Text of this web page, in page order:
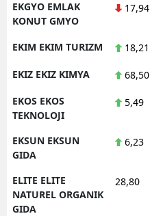
EKGYO EMLAK
KONUT GMYO
17,94
EKIM EKIM TURIZM 18,21
EKIZ EKIZ KIMYA 68,50
EKOS EKOS
TEKNOLOJI
5,49
EKSUN EKSUN
GIDA
6,23
ELITE ELITE
NATUREL ORGANIK
GIDA
28,80